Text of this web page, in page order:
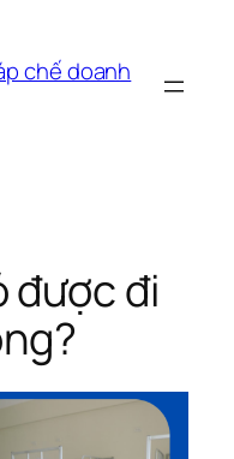
chế doanh
được đi